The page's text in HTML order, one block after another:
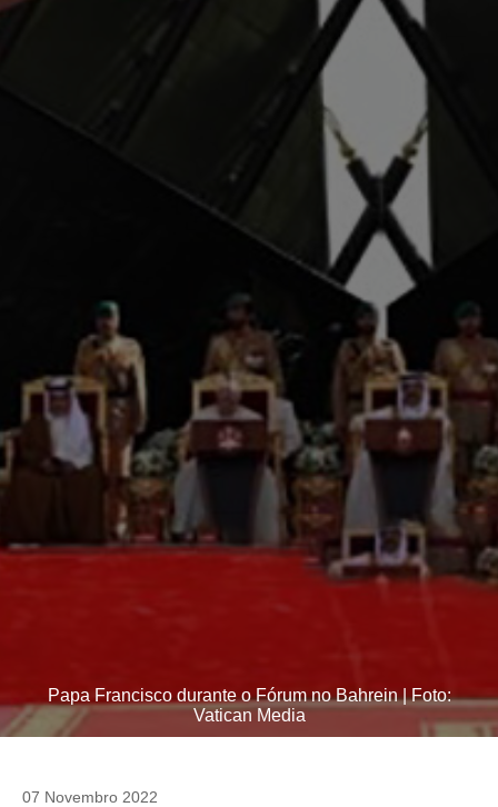
Papa Francisco durante o Fórum no Bahrein | Foto:
Vatican Media
07 Novembro 2022